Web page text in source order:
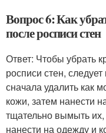
Вопрос 6: Как
после росписи стен
Ответ: Чтобы убрать
росписи стен,
сначала удалить как
кожи, затем нанести
тщательно вымыть их,
нанести на одежду и